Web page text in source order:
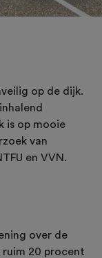
op de dijk.
is op mooie
van
en VVN.
over de
ruim 20 procent